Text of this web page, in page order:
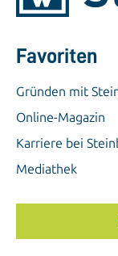
Favoriten
Gründen mit
Online-Magazin
Karriere bei
Mediathek